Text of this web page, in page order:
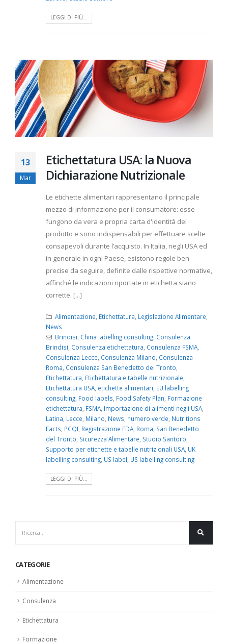
LEGGI DI PIÙ...
13
Mar
Etichettatura USA: la Nuova
Dichiarazione Nutrizionale
Le etichette alimentari rappresentano il principale
mezzo di informazione per il consumatore: esse
fungono da vera e propria carta d'identità del
prodotto e sono indispensabili per effettuare scelte
consapevoli durante l’acquisto. In Italia, negli USA ed
in generale in ogni Paese, esistono regole ben
precise da seguire, definite dalle rispettive normative,
affinché le indicazioni riportate in etichetta siano
corrette. [...]
Alimentazione, Etichettatura, Legislazione Alimentare,
News
Brindisi, China labelling consulting, Consulenza
Brindisi, Consulenza etichettatura, Consulenza FSMA,
Consulenza Lecce, Consulenza Milano, Consulenza
Roma, Consulenza San Benedetto del Tronto,
Etichettatura, Etichettatura e tabelle nutrizionale,
Etichettatura USA, etichette alimentari, EU labelling
consulting, Food labels, Food Safety Plan, Formazione
etichettatura, FSMA, Importazione di alimenti negli USA,
Latina, Lecce, Milano, News, numero verde, Nutritions
Facts, PCQI, Registrazione FDA, Roma, San Benedetto
del Tronto, Sicurezza Alimentare, Studio Santoro,
Supporto per etichette e tabelle nutrizionali USA, UK
labelling consulting, US label, US labelling consulting
LEGGI DI PIÙ...
CATEGORIE
Alimentazione
Consulenza
Etichettatura
Formazione